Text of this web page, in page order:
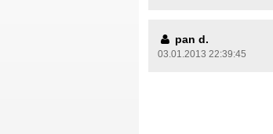
pan d.
03.01.2013 22:39:45